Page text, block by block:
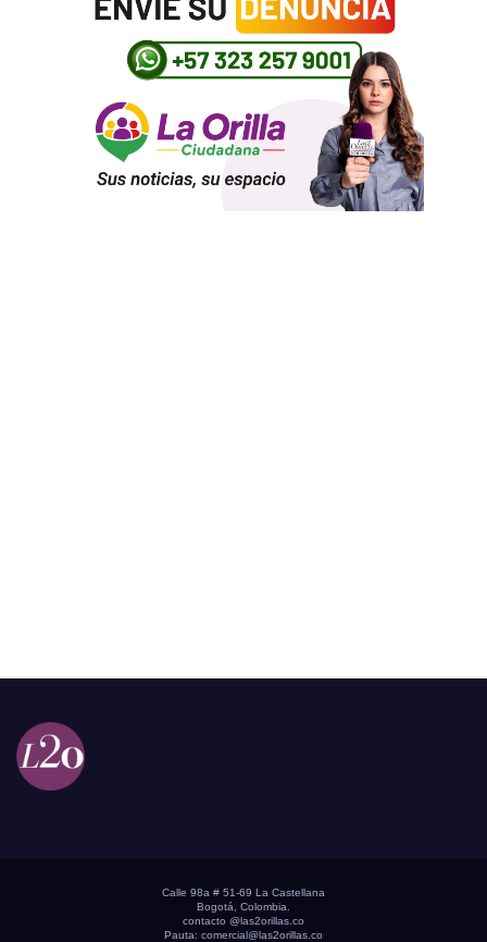
Calle 98a # 51-69 La Castellana
Bogotá, Colombia.
contacto @las2orillas.co
Pauta: comercial@las2orillas.co